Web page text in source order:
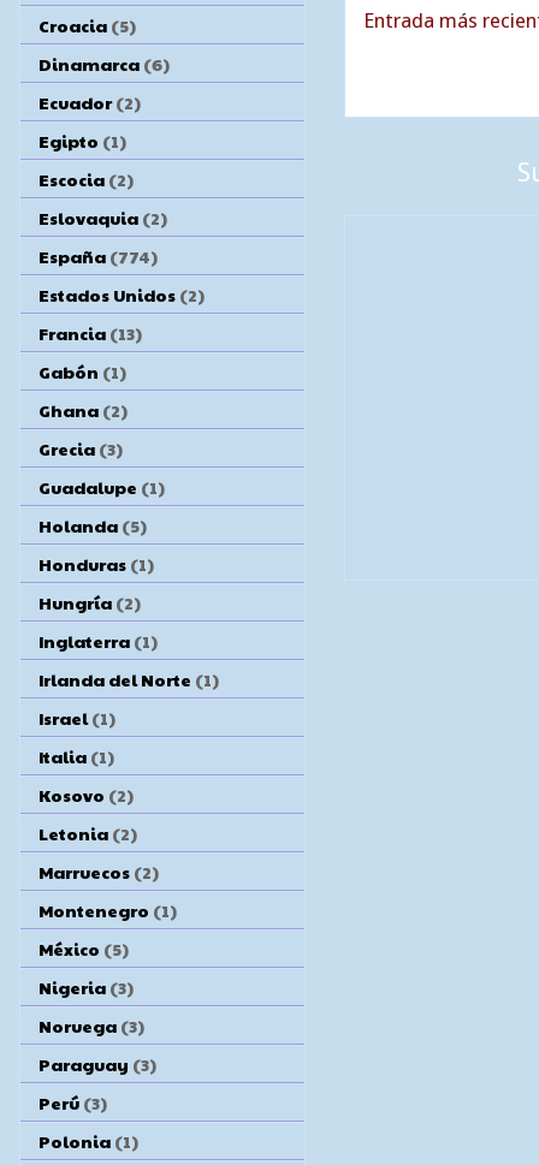
Entrada más
Croacia (5)
Dinamarca (6)
Ecuador (2)
Egipto (1)
Escocia (2)
Eslovaquia (2)
España (774)
Estados Unidos (2)
Francia (13)
Gabón (1)
Ghana (2)
Grecia (3)
Guadalupe (1)
Holanda (5)
Honduras (1)
Hungría (2)
Inglaterra (1)
Irlanda del Norte (1)
Israel (1)
Italia (1)
Kosovo (2)
Letonia (2)
Marruecos (2)
Montenegro (1)
México (5)
Nigeria (3)
Noruega (3)
Paraguay (3)
Perú (3)
Polonia (1)